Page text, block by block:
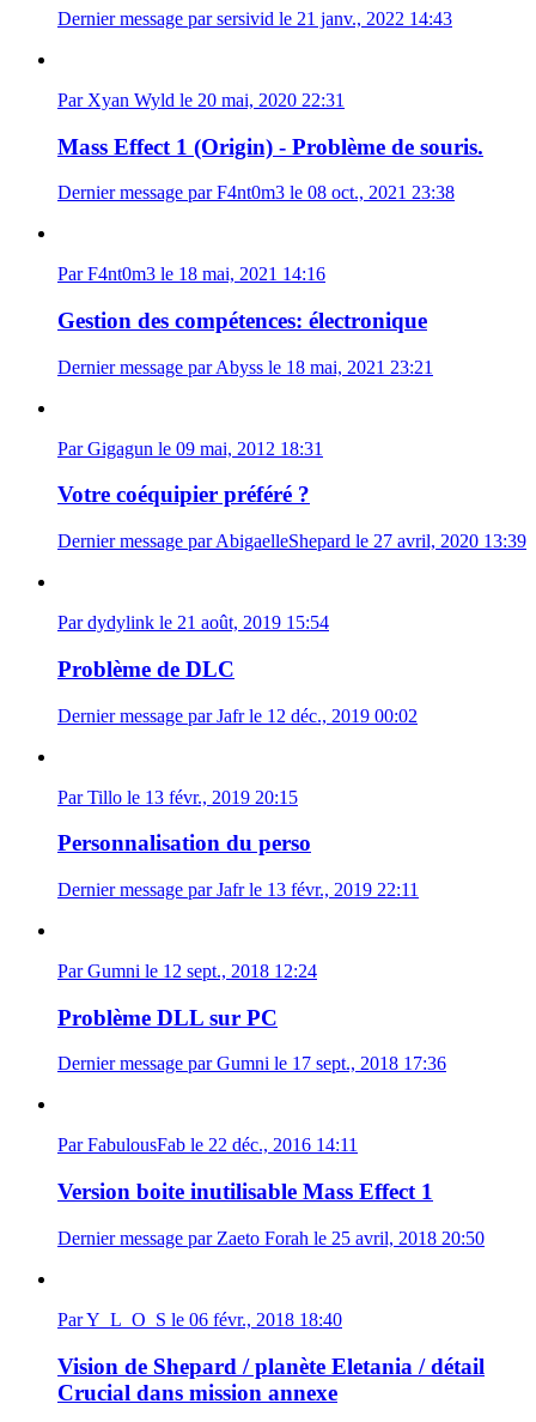
Dernier message par sersivid le 21 janv., 2022 14:43
Par Xyan Wyld le 20 mai, 2020 22:31
Mass Effect 1 (Origin) - Problème de souris.
Dernier message par F4nt0m3 le 08 oct., 2021 23:38
Par F4nt0m3 le 18 mai, 2021 14:16
Gestion des compétences: électronique
Dernier message par Abyss le 18 mai, 2021 23:21
Par Gigagun le 09 mai, 2012 18:31
Votre coéquipier préféré ?
Dernier message par AbigaelleShepard le 27 avril, 2020 13:39
Par dydylink le 21 août, 2019 15:54
Problème de DLC
Dernier message par Jafr le 12 déc., 2019 00:02
Par Tillo le 13 févr., 2019 20:15
Personnalisation du perso
Dernier message par Jafr le 13 févr., 2019 22:11
Par Gumni le 12 sept., 2018 12:24
Problème DLL sur PC
Dernier message par Gumni le 17 sept., 2018 17:36
Par FabulousFab le 22 déc., 2016 14:11
Version boite inutilisable Mass Effect 1
Dernier message par Zaeto Forah le 25 avril, 2018 20:50
Par Y_L_O_S le 06 févr., 2018 18:40
Vision de Shepard / planète Eletania / détail
Crucial dans mission annexe